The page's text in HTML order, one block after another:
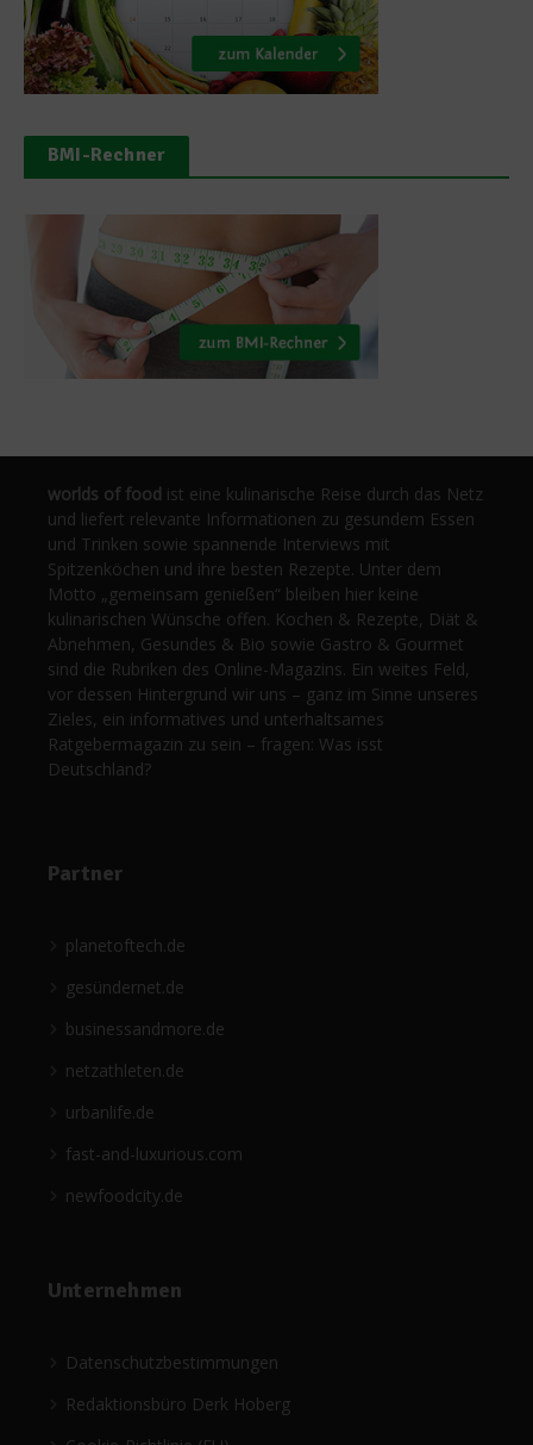
BMI-Rechner
worlds of food ist eine kulinarische Reise durch das Netz
und liefert relevante Informationen zu gesundem Essen
und Trinken sowie spannende Interviews mit
Spitzenköchen und ihre besten Rezepte. Unter dem
Motto „gemeinsam genießen“ bleiben hier keine
kulinarischen Wünsche offen. Kochen & Rezepte, Diät &
Abnehmen, Gesundes & Bio sowie Gastro & Gourmet
sind die Rubriken des Online-Magazins. Ein weites Feld,
vor dessen Hintergrund wir uns – ganz im Sinne unseres
Zieles, ein informatives und unterhaltsames
Ratgebermagazin zu sein – fragen: Was isst
Deutschland?
Partner
planetoftech.de
gesündernet.de
businessandmore.de
netzathleten.de
urbanlife.de
fast-and-luxurious.com
newfoodcity.de
Unternehmen
Datenschutzbestimmungen
Redaktionsbüro Derk Hoberg